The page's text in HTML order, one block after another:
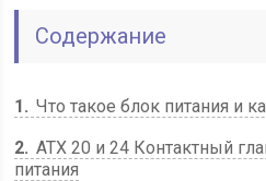
Содержание
1
Что такое блок питания и
2 АТХ 20 и 24 Контактный
питания